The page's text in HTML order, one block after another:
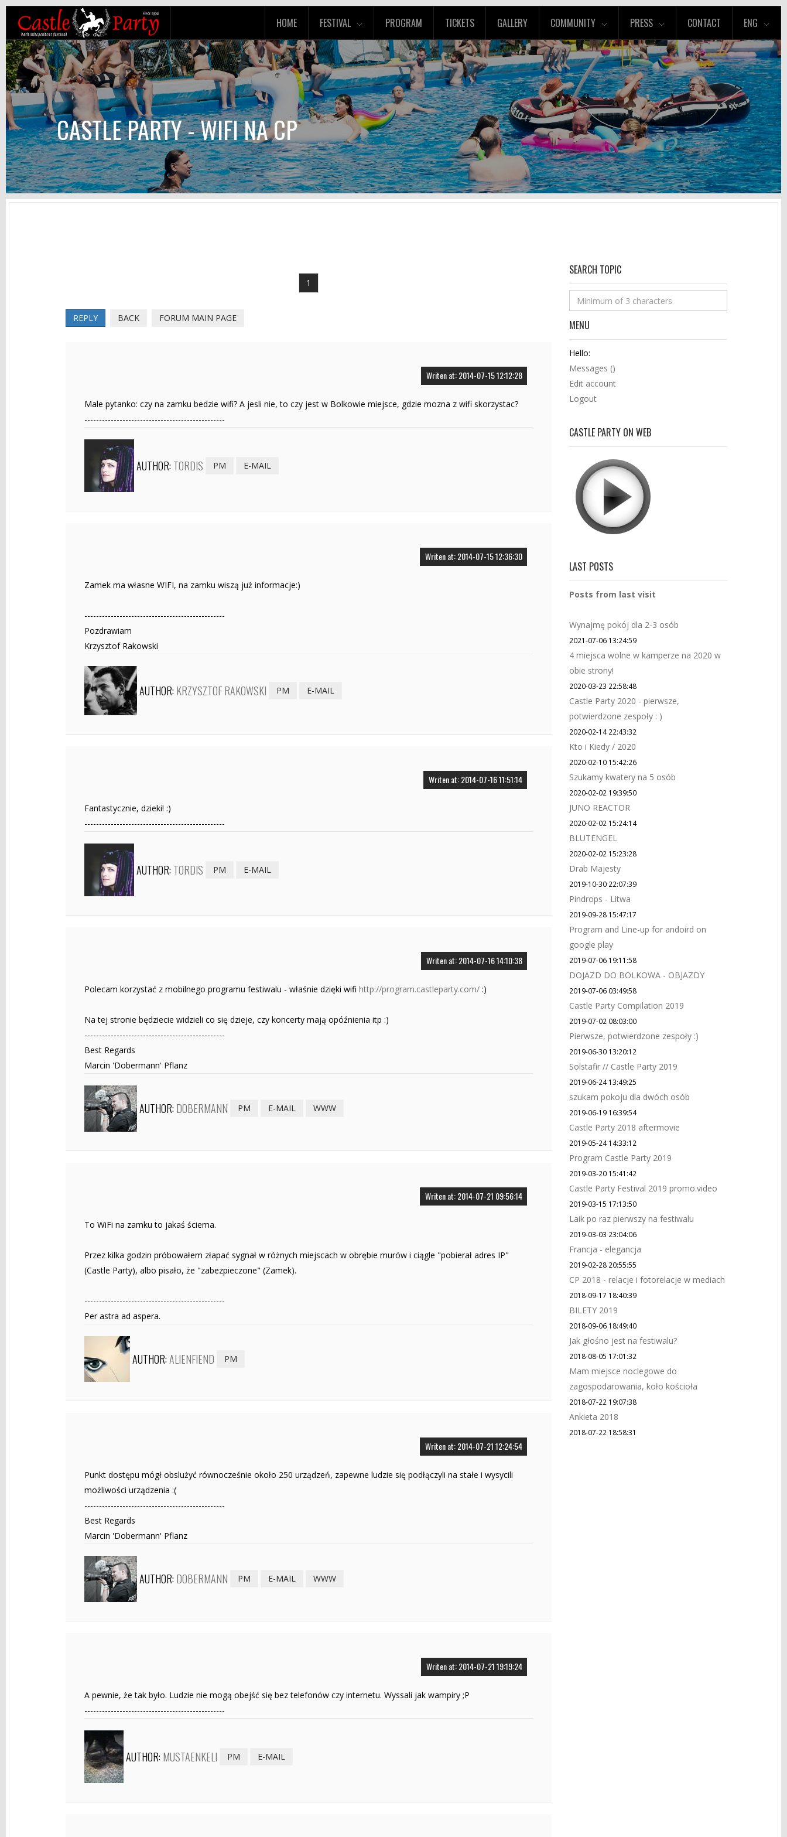
HOME FESTIVAL PROGRAM TICKETS GALLERY COMMUNITY PRESS CONTACT ENG
CASTLE PARTY - WIFI NA CP
1
REPLY BACK FORUM MAIN PAGE
Writen at: 2014-07-15 12:12:28
Male pytanko: czy na zamku bedzie wifi? A jesli nie, to czy jest w Bolkowie miejsce, gdzie mozna z wifi skorzystac?
------------------------------------------------
AUTHOR: TORDIS PM E-MAIL
Writen at: 2014-07-15 12:36:30
Zamek ma własne WIFI, na zamku wiszą już informacje:)
------------------------------------------------
Pozdrawiam
Krzysztof Rakowski
AUTHOR: KRZYSZTOF RAKOWSKI PM E-MAIL
Writen at: 2014-07-16 11:51:14
Fantastycznie, dzieki! :)
------------------------------------------------
AUTHOR: TORDIS PM E-MAIL
Writen at: 2014-07-16 14:10:38
Polecam korzystać z mobilnego programu festiwalu - właśnie dzięki wifi http://program.castleparty.com/ :)
Na tej stronie będziecie widzieli co się dzieje, czy koncerty mają opóźnienia itp :)
------------------------------------------------
Best Regards
Marcin 'Dobermann' Pflanz
AUTHOR: DOBERMANN PM E-MAIL WWW
Writen at: 2014-07-21 09:56:14
To WiFi na zamku to jakaś ściema.
Przez kilka godzin próbowałem złapać sygnał w różnych miejscach w obrębie murów i ciągle "pobierał adres IP"
(Castle Party), albo pisało, że "zabezpieczone" (Zamek).
------------------------------------------------
Per astra ad aspera.
AUTHOR:ALIENFIEND PM
Writen at: 2014-07-21 12:24:54
Punkt dostępu mógł obslużyć równocześnie około 250 urządzeń, zapewne ludzie się podłączyli na stałe i wysycili
możliwości urządzenia :(
------------------------------------------------
Best Regards
Marcin 'Dobermann' Pflanz
AUTHOR: DOBERMANN PM E-MAIL WWW
Writen at: 2014-07-21 19:19:24
A pewnie, że tak było. Ludzie nie mogą obejść się bez telefonów czy internetu. Wyssali jak wampiry ;P
------------------------------------------------
AUTHOR: MUSTAENKELI PM E-MAIL
SEARCH TOPIC
MENU
Hello:
Messages ()
Edit account
Logout
CASTLE PARTY ON WEB
LAST POSTS
Posts from last visit
Wynajmę pokój dla 2-3 osób
2021-07-06 13:24:59
4 miejsca wolne w kamperze na 2020 w
obie strony!
2020-03-23 22:58:48
Castle Party 2020 - pierwsze,
potwierdzone zespoły : )
2020-02-14 22:43:32
Kto i Kiedy / 2020
2020-02-10 15:42:26
Szukamy kwatery na 5 osób
2020-02-02 19:39:50
JUNO REACTOR
2020-02-02 15:24:14
BLUTENGEL
2020-02-02 15:23:28
Drab Majesty
2019-10-30 22:07:39
Pindrops - Litwa
2019-09-28 15:47:17
Program and Line-up for andoird on
google play
2019-07-06 19:11:58
DOJAZD DO BOLKOWA - OBJAZDY
2019-07-06 03:49:58
Castle Party Compilation 2019
2019-07-02 08:03:00
Pierwsze, potwierdzone zespoły :)
2019-06-30 13:20:12
Solstafir // Castle Party 2019
2019-06-24 13:49:25
szukam pokoju dla dwóch osób
2019-06-19 16:39:54
Castle Party 2018 aftermovie
2019-05-24 14:33:12
Program Castle Party 2019
2019-03-20 15:41:42
Castle Party Festival 2019 promo.video
2019-03-15 17:13:50
Laik po raz pierwszy na festiwalu
2019-03-03 23:04:06
Francja - elegancja
2019-02-28 20:55:55
CP 2018 - relacje i fotorelacje w mediach
2018-09-17 18:40:39
BILETY 2019
2018-09-06 18:49:40
Jak głośno jest na festiwalu?
2018-08-05 17:01:32
Mam miejsce noclegowe do
zagospodarowania, koło kościoła
2018-07-22 19:07:38
Ankieta 2018
2018-07-22 18:58:31